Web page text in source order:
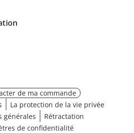
de ma commande
La protection de la vie privée
générales
Rétractation
de confidentialité